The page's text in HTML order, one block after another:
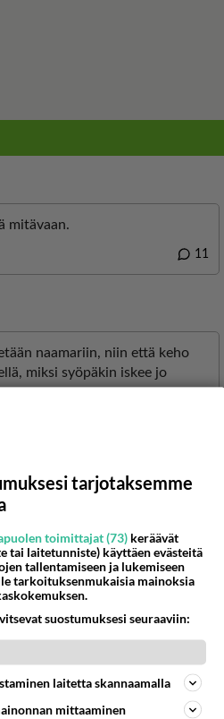
suuhun
Pelkonen
vihdoinkin
jo odotti
Aitolehden
suosittu
tarjotaksemme
toimittajat (73) keräävät
tai laitetunniste) käyttäen evästeitä
tallentamiseen ja lukemiseen
tarkoituksenmukaisia mainoksia
suostumuksesi seuraaviin:
laitetta skannaamalla
mittaaminen